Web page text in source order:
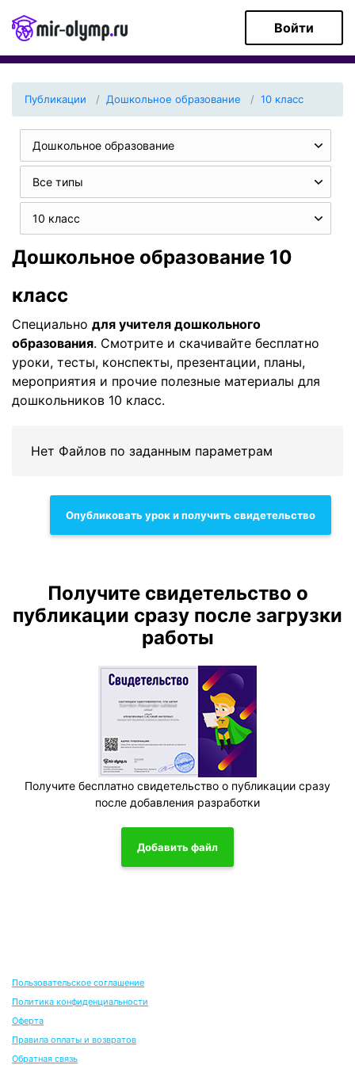
Войти
Публикации Дошкольное образование 10 класс
Дошкольное образование
Все типы
10 класс
Дошкольное образование 10
класс
Специально для учителя дошкольного
образования. Смотрите и скачивайте бесплатно
уроки, тесты, конспекты, презентации, планы,
мероприятия и прочие полезные материалы для
дошкольников 10 класс.
Нет Файлов по заданным параметрам
Опубликовать урок и получить свидетельство
Получите свидетельство о
публикации сразу после загрузки
работы
Получите бесплатно свидетельство о публикации сразу
после добавления разработки
Добавить файл
Пользовательское соглашение
Политика конфиденциальности
Оферта
Правила оплаты и возвратов
Обратная связь